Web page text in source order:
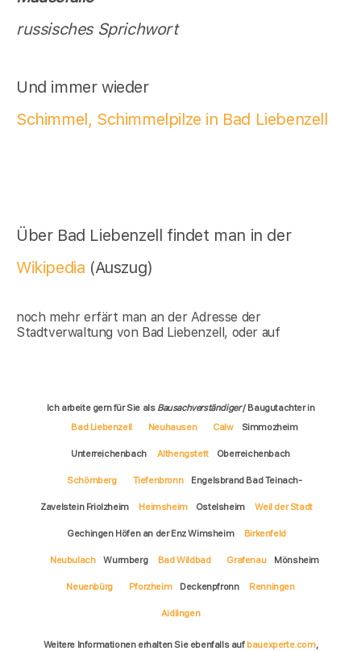
russisches Sprichwort
Und immer wieder
Schimmel, Schimmelpilze in Bad Liebenzell
Über Bad Liebenzell findet man in der
Wikipedia (Auszug)
noch mehr erfärt man an der Adresse der
Stadtverwaltung von Bad Liebenzell, oder auf
Ich arbeite gern für Sie als Bausachverständiger/ Baugutachter in
Bad Liebenzell
Neuhausen Calw Simmozheim
Unterreichenbach Althengstett Oberreichenbach
Schömberg Tiefenbronn Engelsbrand Bad Teinach-
Zavelstein Friolzheim Heimsheim Ostelsheim Weil der Stadt
Gechingen Höfen an der Enz Wimsheim Birkenfeld
Neubulach Wurmberg Bad Wildbad Grafenau Mönsheim
Neuenbürg Pforzheim Deckenpfronn Renningen
Aidlingen
Weitere Informationen erhalten Sie ebenfalls auf bauexperte.com,